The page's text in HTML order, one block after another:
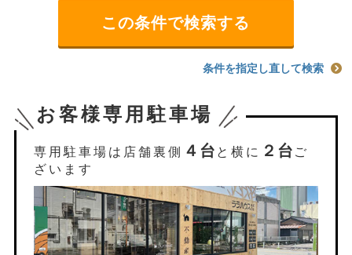
条件を指定し直して検索
お客様専用駐車場
専用駐車場は店舗裏側 ４台 と横に ２台 ご
ざいます